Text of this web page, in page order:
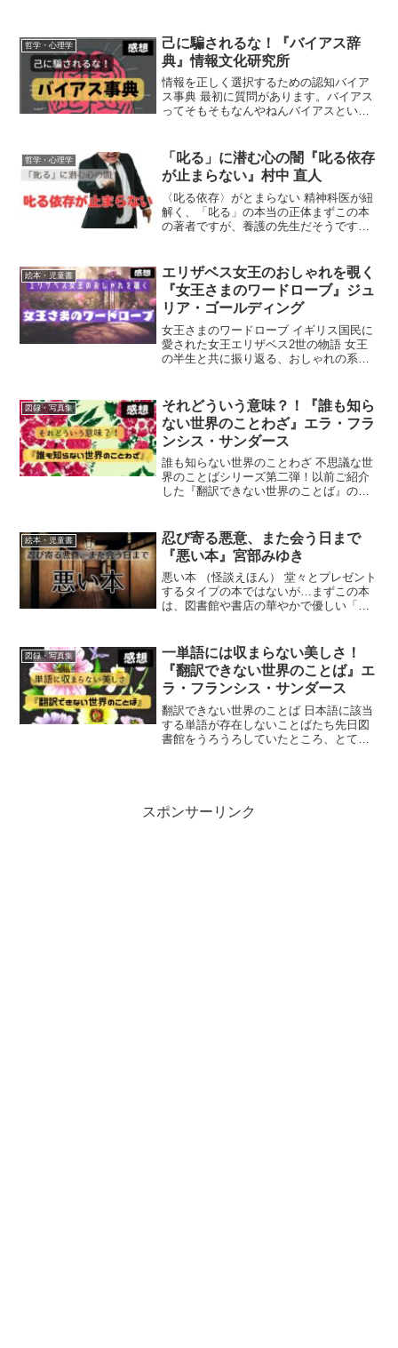
哲学・心理学
己に騙されるな！『バイアス辞
典』情報文化研究所
情報を正しく選択するための認知バイア
ス事典 最初に質問があります。バイアス
ってそもそもなんやねんバイアスという
す。分かりやすくいうと、「思い込み」
のことですね。悪い感じ...
哲学・心理学
「叱る」に潜む心の闇『叱る依存
が止まらない』村中 直人
〈叱る依存〉がとまらない 精神科医が紐
解く、「叱る」の本当の正体まずこの本
の著者ですが、養護の先生だそうです。
とういうことを分析しています。「叱
る」には色んな人間の感情が...
絵本・児童書
エリザベス女王のおしゃれを覗く
『女王さまのワードローブ』ジュ
リア・ゴールディング
女王さまのワードローブ イギリス国民に
愛された女王エリザベス2世の物語 女王
の半生と共に振り返る、おしゃれの系譜
ることができる絵本です。日本の一般市
民には馴染みのない女...
図録・写真集
それどういう意味？！『誰も知ら
ない世界のことわざ』エラ・フラ
ンシス・サンダース
誰も知らない世界のことわざ 不思議な世
界のことばシリーズ第二弾！以前ご紹介
した『翻訳できない世界のことば』の続
ラ・フランシス・サンダース前回は意訳
の難しい独特の感性があ...
絵本・児童書
忍び寄る悪意、また会う日まで
『悪い本』宮部みゆき
悪い本 （怪談えほん） 堂々とプレゼント
するタイプの本ではないが…まずこの本
は、図書館や書店の華やかで優しい「お
レゼントでもらうこともない本だと思い
ます。自分も出会った...
図録・写真集
一単語には収まらない美しさ！
『翻訳できない世界のことば』エ
ラ・フランシス・サンダース
翻訳できない世界のことば 日本語に該当
する単語が存在しないことばたち先日図
書館をうろうろしていたところ、とても
スポンサーリンク